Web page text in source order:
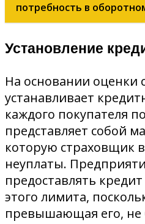
потребность в
Установление
На основании оценки
устанавливает
каждого покупателя
представляет собой
которую страховщик
неуплаты.
предоставлять
этого лимита,
превышающая его, не